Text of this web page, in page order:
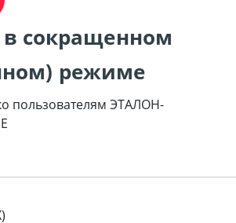
сокращенном
режиме
пользователям ЭТАЛОН-